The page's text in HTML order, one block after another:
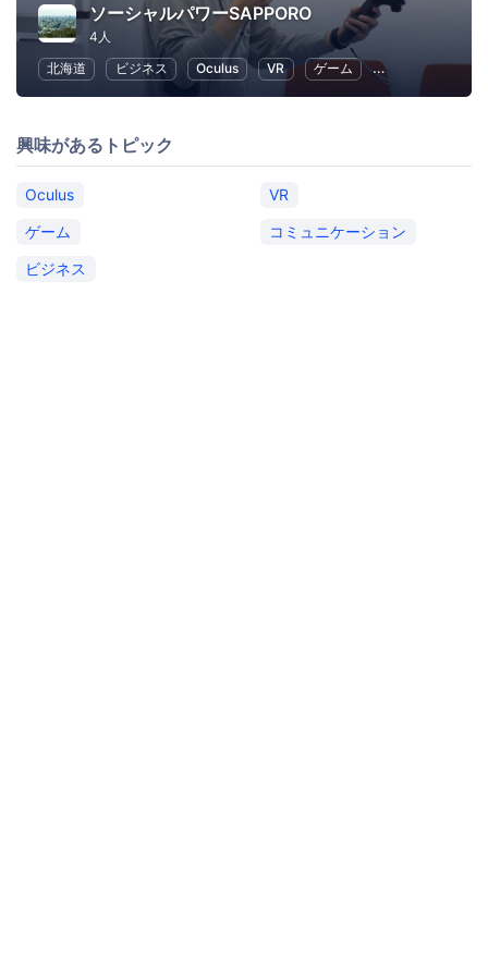
ソーシャルパワーSAPPORO
4人
北海道
ビジネス Oculus VR ゲーム コミュニケーシ
興味があるトピック
Oculus
VR
ゲーム
コミュニケーション
ビジネス